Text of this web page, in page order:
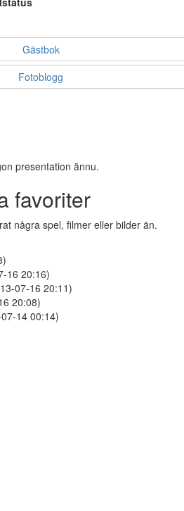
Gästbok
Fotoblogg
presentation ännu.
favoriter
några spel, filmer eller bilder än.
16 20:16)
07-16 20:11)
20:08)
14 00:14)